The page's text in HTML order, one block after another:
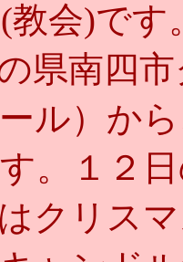
教会)です
県南四
ル）か
。１２
クリス